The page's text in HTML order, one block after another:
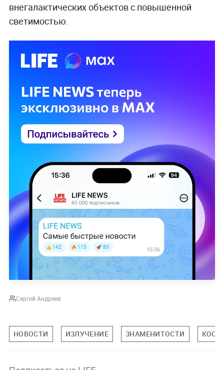
внегалактических объектов с повышенной
светимостью.
Сергей Андреев
НОВОСТИ ИЗЛУЧЕНИЕ ЗНАМЕНИТОСТИ